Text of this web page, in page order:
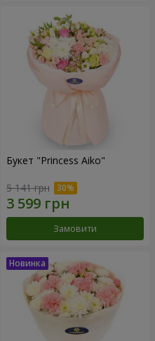
Букет "Princess Aiko"
5 141 грн
Замовити